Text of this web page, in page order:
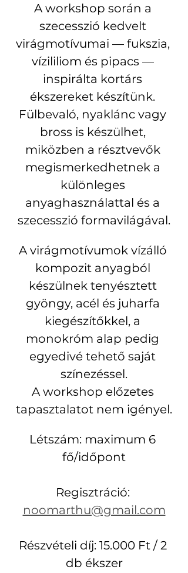
A workshop során a
szecesszió kedvelt
virágmotívumai — fukszia,
vízililiom és pipacs —
inspirálta kortárs
ékszereket készítünk.
Fülbevaló, nyaklánc vagy
bross is készülhet,
miközben a résztvevők
megismerkedhetnek a
különleges
anyaghasználattal és a
szecesszió formavilágával.
A virágmotívumok vízálló
kompozit anyagból
készülnek tenyésztett
gyöngy, acél és juharfa
kiegészítőkkel, a
monokróm alap pedig
egyedivé tehető saját
színezéssel.
A workshop előzetes
tapasztalatot nem igényel.
Létszám: maximum 6
fő/időpont
Regisztráció:
noomarthu@gmail.com
Részvételi díj: 15.000 Ft / 2
db ékszer